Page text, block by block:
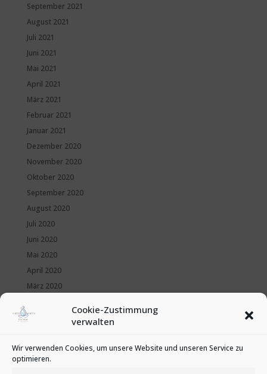
Cookie-Zustimmung
verwalten
Wir verwenden Cookies, um unsere Website und unseren Service zu
optimieren.
September 2021
August 2021
Juli 2021
Juni 2021
Mai 2021
April 2021
März 2021
Februar 2021
Januar 2021
Dezember 2020
November 2020
Oktober 2020
September 2020
August 2020
Juli 2020
Juni 2020
Mai 2020
April 2020
März 2020
Januar 2020
Kategorien
News